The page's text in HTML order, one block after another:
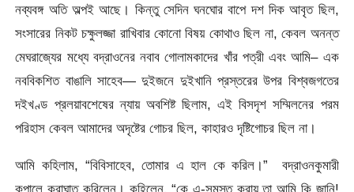
নব্যবঙ্গ অতি অল্পই আছে। কিন্তু সেদিন ঘনঘোর বাপে দশ দিক আবৃত ছিল,
সংসারের নিকট চক্ষুলজ্জা রাখিবার কোনো বিষয় কোথাও ছিল না, কেবল অনন্ত
মেঘরাজ্যের মধ্যে বদ্রাওনের নবাব গোলামকাদের খাঁর পত্রী এবং আমি– এক
নববিকশিত বাঙালি সাহেব— দুইজনে দুইখানি প্রস্তরের উপর বিশ্বজগতের
দইখণ্ড প্রলয়াবশেষের ন্যায় অবশিষ্ট ছিলাম, এই বিসদৃশ সম্মিলনের পরম
পরিহাস কেবল আমাদের অদৃষ্টের গোচর ছিল, কাহারও দৃষ্টিগোচর ছিল না।
আমি কহিলাম, “বিবিসাহেব, তোমার এ হাল কে করিল।”
বদ্রাওনকুমারী
কপালে করাঘাত করিলেন। কহিলেন, “কে এ-সমস্ত করায় তা আমি কি জানি!